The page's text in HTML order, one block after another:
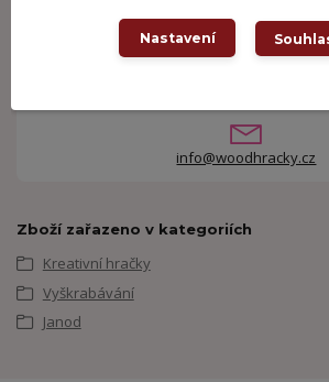
Potřebujete poradit?
info@woodhracky.cz
Zboží zařazeno v kategoriích
Kreativní hračky
Vyškrabávání
Janod
Nastavení